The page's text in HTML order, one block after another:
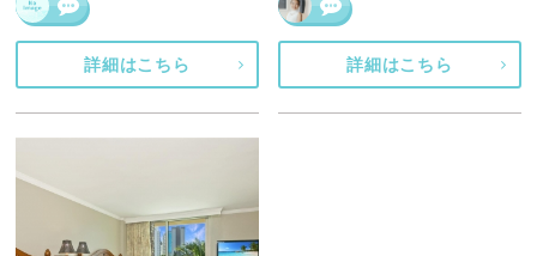
詳細はこちら 詳細はこちら